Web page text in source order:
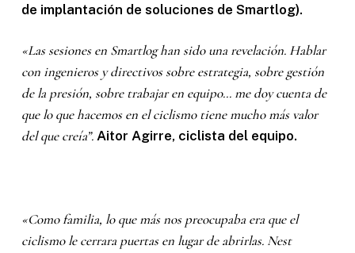
de implantación de soluciones de Smartlog).
«Las sesiones en Smartlog han sido una revelación. Hablar
con ingenieros y directivos sobre estrategia, sobre gestión
de la presión, sobre trabajar en equipo… me doy cuenta de
que lo que hacemos en el ciclismo tiene mucho más valor
del que creía”.Aitor Agirre, ciclista del equipo.
«Como familia, lo que más nos preocupaba era que el
ciclismo le cerrara puertas en lugar de abrirlas. Nest